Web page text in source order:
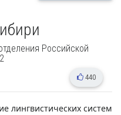
Российской
440
лингвистических систем